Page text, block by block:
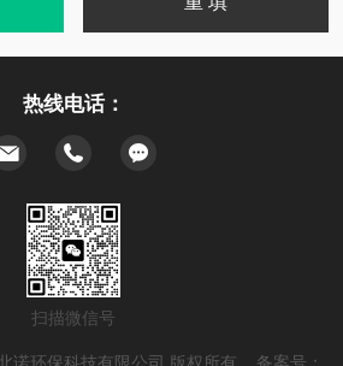
热线电话：
扫描微信号